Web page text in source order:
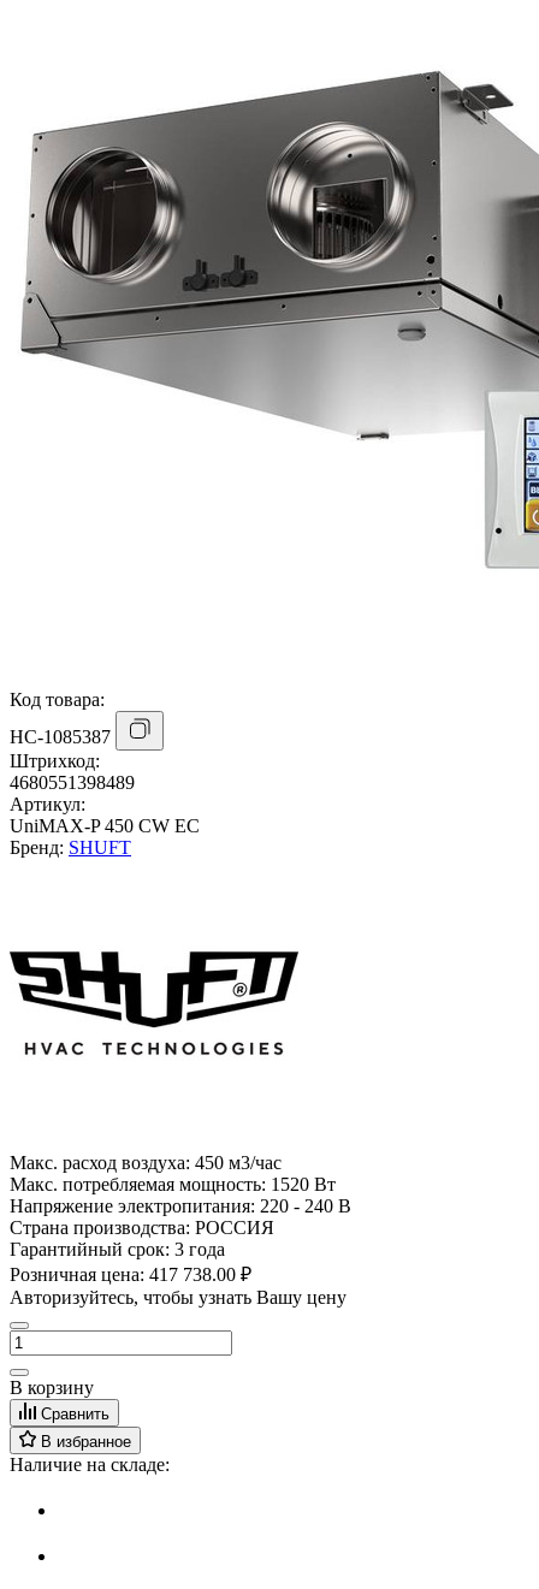
Код товара:
НС-1085387
Штрихкод:
4680551398489
Артикул:
UniMAX-P 450 CW EC
Бренд: SHUFT
Макс. расход воздуха: 450 м3/час
Макс. потребляемая мощность: 1520 Вт
Напряжение электропитания: 220 - 240 В
Страна производства: РОССИЯ
Гарантийный срок: 3 года
Розничная цена: 417 738.00 ₽
Авторизуйтесь, чтобы узнать Вашу цену
В корзину
Сравнить
В избранное
Наличие на складе: